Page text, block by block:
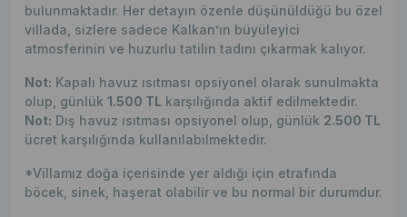
bulunmaktadır. Her detayın özenle düşünüldüğü bu özel
villada, sizlere sadece Kalkan’ın büyüleyici
atmosferinin ve huzurlu tatilin tadını çıkarmak kalıyor.
Not: Kapalı havuz ısıtması opsiyonel olarak sunulmakta
olup, günlük 1.500 TL karşılığında aktif edilmektedir.
Not: Dış havuz ısıtması opsiyonel olup, günlük 2.500 TL
ücret karşılığında kullanılabilmektedir.
*Villamız doğa içerisinde yer aldığı için etrafında
böcek, sinek, haşerat olabilir ve bu normal bir durumdur.